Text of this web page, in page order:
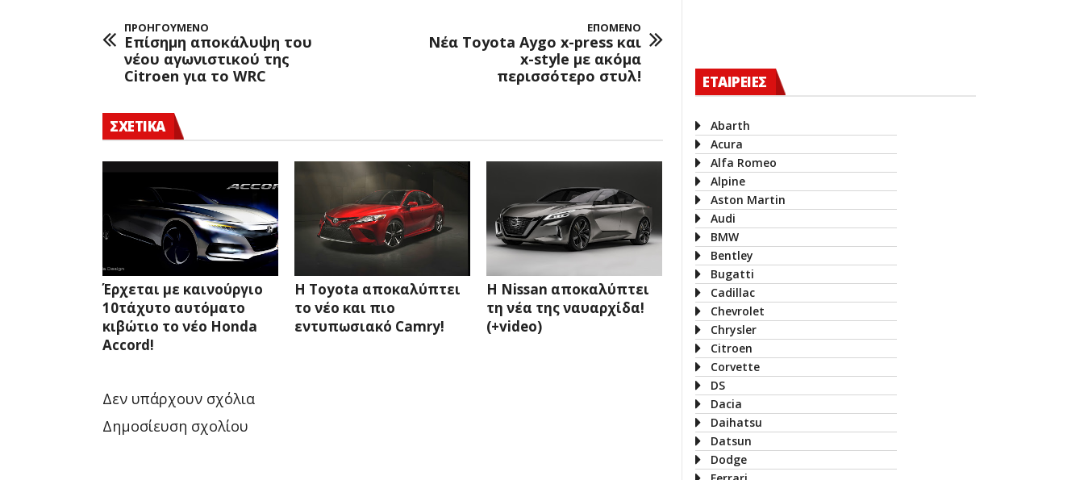
ΠΡΟΗΓΟΥΜΕΝΟ
Επίσημη αποκάλυψη του
νέου αγωνιστικού της
Citroen για το WRC
ΕΠΟΜΕΝΟ
Νέα Toyota Aygo x-press και
x-style με ακόμα
περισσότερο στυλ!
ΣΧΕΤΙΚΑ
Έρχεται με καινούργιο
10τάχυτο αυτόματο
κιβώτιο το νέο Honda
Accord!
Η Toyota αποκαλύπτει
το νέο και πιο
εντυπωσιακό Camry!
Η Nissan αποκαλύπτει
τη νέα της ναυαρχίδα!
(+video)
Δεν υπάρχουν σχόλια
Δημοσίευση σχολίου
ΕΤΑΙΡΕΙΕΣ
Abarth
Acura
Alfa Romeo
Alpine
Aston Martin
Audi
BMW
Bentley
Bugatti
Cadillac
Chevrolet
Chrysler
Citroen
Corvette
DS
Dacia
Daihatsu
Datsun
Dodge